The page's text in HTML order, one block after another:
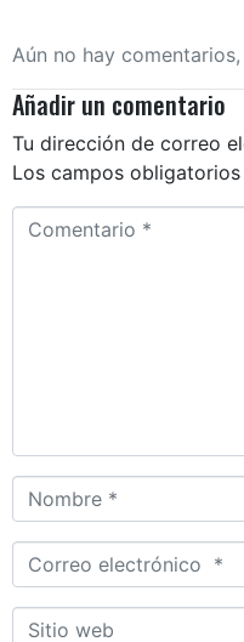
Aún no hay
Añadir un comentario
Tu dirección de correo
Los campos
Comentario *
Nombre *
Correo electrónico *
Sitio web